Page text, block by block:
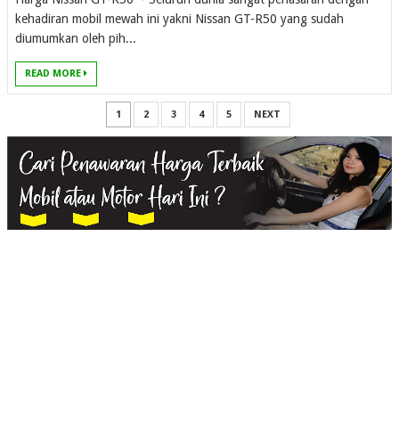
kehadiran mobil mewah ini yakni Nissan GT-R50 yang sudah
diumumkan oleh pih...
READ MORE
1 2 3 4 5 NEXT